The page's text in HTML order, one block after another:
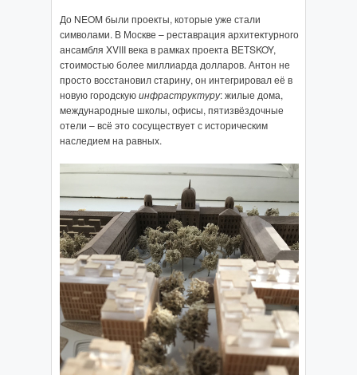
До NEOM были проекты, которые уже стали
символами. В Москве – реставрация архитектурного
ансамбля XVIII века в рамках проекта BETSKOY,
стоимостью более миллиарда долларов. Антон не
просто восстановил старину, он интегрировал её в
новую городскуюинфраструктуру: жилые дома,
международные школы, офисы, пятизвёздочные
отели – всё это сосуществует с историческим
наследием на равных.